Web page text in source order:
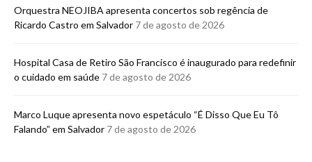
Orquestra NEOJIBA apresenta concertos sob regência de
Ricardo Castro em Salvador 7 de agosto de 2026
Hospital Casa de Retiro São Francisco é inaugurado para redefinir
o cuidado em saúde 7 de agosto de 2026
Marco Luque apresenta novo espetáculo “É Disso Que Eu Tô
Falando” em Salvador 7 de agosto de 2026